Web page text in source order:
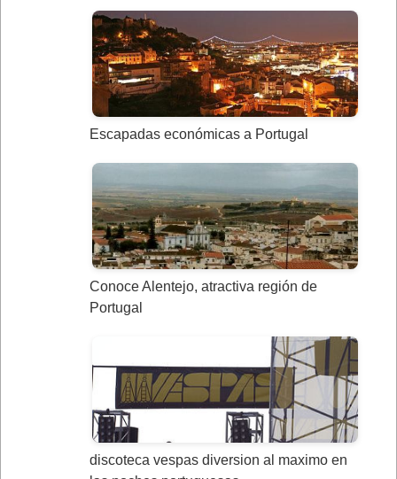
Escapadas económicas a Portugal
Conoce Alentejo, atractiva región de
Portugal
discoteca vespas diversion al maximo en